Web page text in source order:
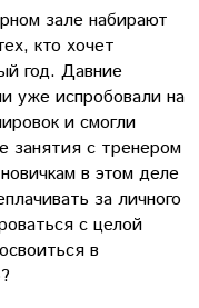
зале набирают
кто хочет
год. Давние
уже испробовали на
и смогли
занятия с тренером
в этом деле
за личного
с целой
в